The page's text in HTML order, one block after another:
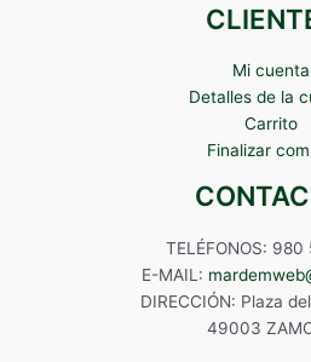
Mi cuenta
Detalles de la
Carrito
Finalizar
TELÉFONOS:
E-MAIL:
DIRECCIÓN: Plaza
49003